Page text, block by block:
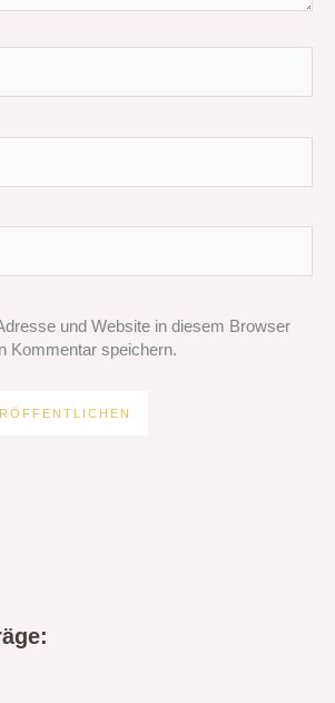
und Website in diesem Browser
Kommentar speichern.